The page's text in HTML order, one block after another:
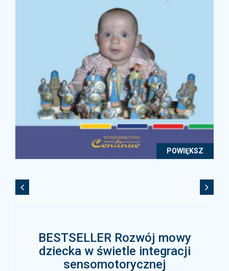
POWIĘKSZ
BESTSELLER Rozwój mowy
dziecka w świetle integracji
sensomotorycznej